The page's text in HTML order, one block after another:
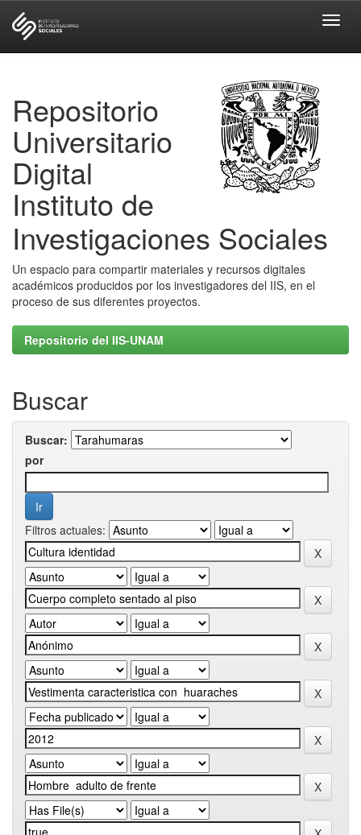
Repositorio
Universitario
Digital
Instituto de
Investigaciones Sociales
Un espacio para compartir materiales y recursos digitales
académicos producidos por los investigadores del IIS, en el
proceso de sus diferentes proyectos.
Repositorio del IIS-UNAM
Buscar
Buscar:
por
Filtros actuales: